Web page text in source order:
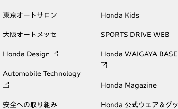
東京オートサロン
大阪オートメッセ
Honda Design
Automobile Technology
安全への取り組み
Honda Kids
SPORTS DRIVE WEB
Honda WAIGAYA BASE
Honda Magazine
Honda 公式ウェア＆グッ